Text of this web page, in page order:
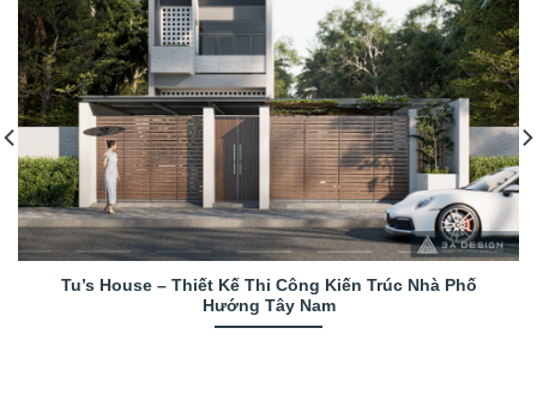
Tu’s House – Thiết Kế Thi Công Kiến Trúc Nhà Phố
Hướng Tây Nam